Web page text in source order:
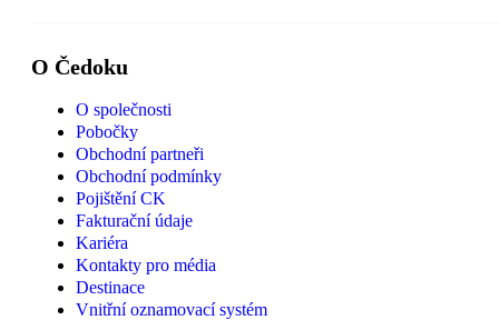
O Čedoku
O společnosti
Pobočky
Obchodní partneři
Obchodní podmínky
Pojištění CK
Fakturační údaje
Kariéra
Kontakty pro média
Destinace
Vnitřní oznamovací systém